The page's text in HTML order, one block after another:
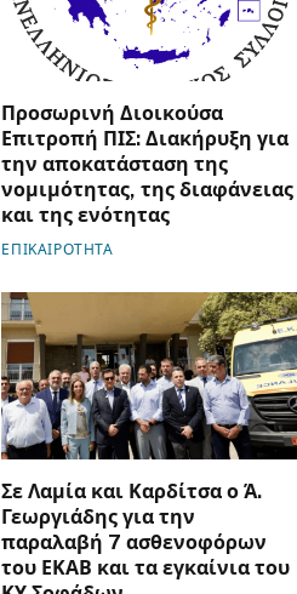
Προσωρινή Διοικούσα
Επιτροπή ΠΙΣ: Διακήρυξη για
την αποκατάσταση της
νομιμότητας, της διαφάνειας
και της ενότητας
ΕΠΙΚΑΙΡΟΤΗΤΑ
Σε Λαμία και Καρδίτσα ο Ά.
Γεωργιάδης για την
παραλαβή 7 ασθενοφόρων
του ΕΚΑΒ και τα εγκαίνια του